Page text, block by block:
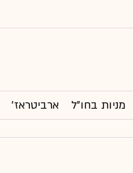
מניות בחו"ל ארביטראז'